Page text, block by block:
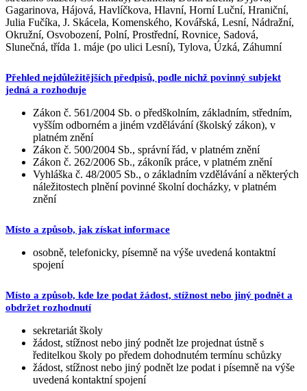
Gagarinova, Hájová, Havlíčkova, Hlavní, Horní Luční, Hraniční,
Julia Fučíka, J. Skácela, Komenského, Kovářská, Lesní, Nádražní,
Okružní, Osvobození, Polní, Prostřední, Rovnice, Sadová,
Slunečná, třída 1. máje (po ulici Lesní), Tylova, Úzká, Záhumní
Přehled nejdůležitějších předpisů, podle nichž povinný subjekt
jedná a rozhoduje
Zákon č. 561/2004 Sb. o předškolním, základním, středním,
vyšším odborném a jiném vzdělávání (školský zákon), v
platném znění
Zákon č. 500/2004 Sb., správní řád, v platném znění
Zákon č. 262/2006 Sb., zákoník práce, v platném znění
Vyhláška č. 48/2005 Sb., o základním vzdělávání a některých
náležitostech plnění povinné školní docházky, v platném
znění
Místo a způsob, jak získat informace
osobně, telefonicky, písemně na výše uvedená kontaktní
spojení
Místo a způsob, kde lze podat žádost, stížnost nebo jiný podnět a
obdržet rozhodnutí
sekretariát školy
žádost, stížnost nebo jiný podnět lze projednat ústně s
ředitelkou školy po předem dohodnutém termínu schůzky
žádost, stížnost nebo jiný podnět lze podat i písemně na výše
uvedená kontaktní spojení